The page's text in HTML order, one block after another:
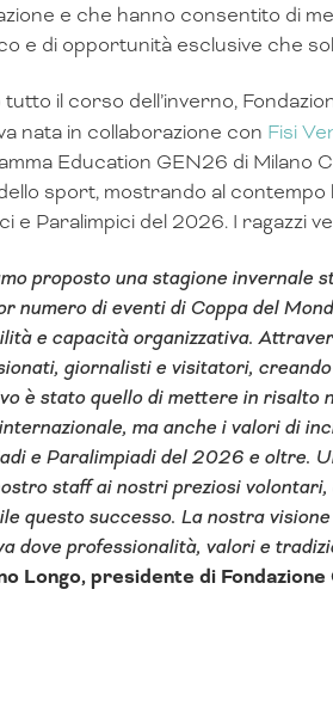
e che hanno consentito di
e di opportunità esclusive che
tutto il corso dell’inverno,
nata in collaborazione con Fisi
Education GEN26 di Milano
sport, mostrando al
e Paralimpici del 2026. I ragazzi
proposto una stagione invernale
numero di eventi di Coppa del
e capacità organizzativa.
giornalisti e visitatori,
è stato quello di mettere in risalto
ma anche i valori di
e Paralimpiadi del 2026 e oltre.
staff ai nostri preziosi
questo successo. La nostra
dove professionalità, valori e
Longo, presidente di Fondazione